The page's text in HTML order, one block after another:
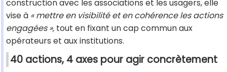
construction avec les associations et les usagers, elle
vise à « mettre en visibilité et en cohérence les actions
engagées », tout en fixant un cap commun aux
opérateurs et aux institutions.
40 actions, 4 axes pour agir concrètement